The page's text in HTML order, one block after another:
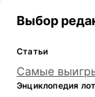
Выбор
Статьи
Самые
Энциклопедия